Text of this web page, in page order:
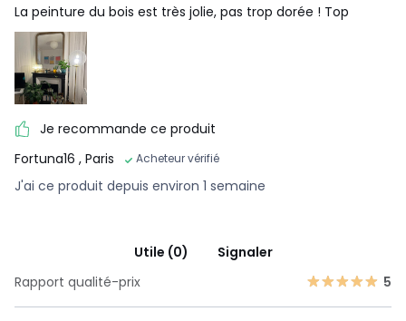
La peinture du bois est très jolie, pas trop dorée ! Top
Je recommande ce produit
Fortuna16 , Paris Acheteur vérifié
J'ai ce produit depuis environ 1 semaine
Utile (0)
Signaler
Rapport qualité-prix
5